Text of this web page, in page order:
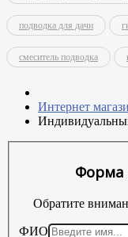
подводка для дачи
смеситель подводка
Интернет
Форма
Обратите
ФИО